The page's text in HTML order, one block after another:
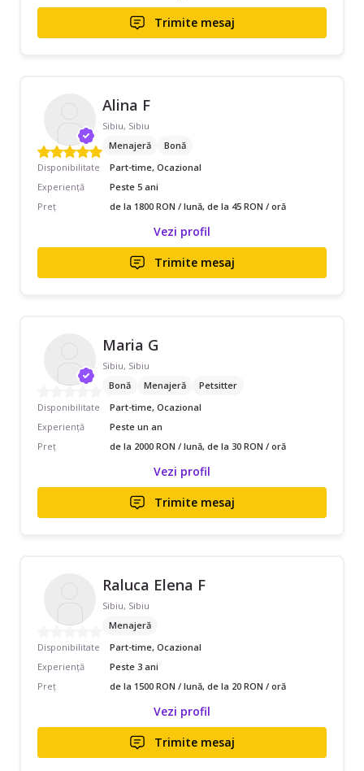
Trimite mesaj
Alina F
Sibiu, Sibiu
Menajeră
Bonă
Disponibilitate
Part-time, Ocazional
Experiență
Peste 5 ani
Preț
de la 1800 RON / lună, de la 45 RON / oră
Vezi profil
Trimite mesaj
Maria G
Sibiu, Sibiu
Bonă
Menajeră
Petsitter
Disponibilitate
Part-time, Ocazional
Experiență
Peste un an
Preț
de la 2000 RON / lună, de la 30 RON / oră
Vezi profil
Trimite mesaj
Raluca Elena F
Sibiu, Sibiu
Menajeră
Disponibilitate
Part-time, Ocazional
Experiență
Peste 3 ani
Preț
de la 1500 RON / lună, de la 20 RON / oră
Vezi profil
Trimite mesaj